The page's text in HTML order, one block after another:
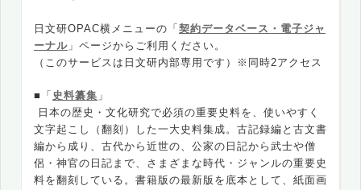
日文研OPAC横メニューの「 契約データベース・電子ジャ
ーナル 」ページからご利用ください。
（このサービスは日文研内部専用です）※同時2アクセス
■「 史料纂集 」
日本の歴史・文化研究で必須の重要史料を、使いやすく
文字起こし（翻刻）した一大史料集成。古記録編と古文書
編から成り、古代から近世の、公家の日記から武士や僧
侶・神官の日記まで、さまざまな時代・ジャンルの重要史
料を翻刻している。 書籍版の最新版を底本として、紙面画